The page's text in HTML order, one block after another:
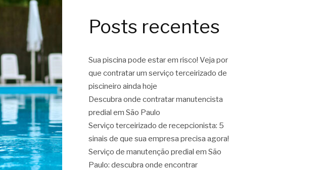
Posts recentes
Sua piscina pode estar em risco! Veja por
que contratar um serviço terceirizado de
piscineiro ainda hoje
Descubra onde contratar manutencista
predial em São Paulo
Serviço terceirizado de recepcionista: 5
sinais de que sua empresa precisa agora!
Serviço de manutenção predial em São
Paulo: descubra onde encontrar